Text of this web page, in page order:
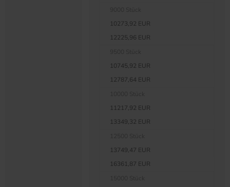
10273,92 EUR
12225,96 EUR
10745,92 EUR
12787,64 EUR
11217,92 EUR
13349,32 EUR
13749,47 EUR
16361,87 EUR